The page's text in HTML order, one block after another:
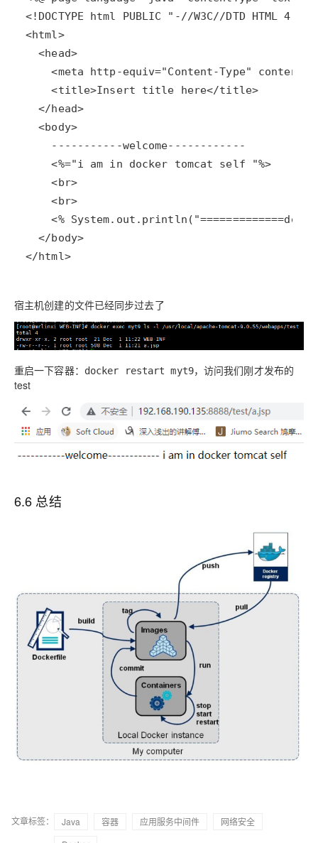
<html>
  <head>
  <body>
    <br>
    <br>
</html>
宿主机创建的文件已经同步过去了
重启一下容器： docker restart myt9，访问我们刚才发布的
test
6.6 总结
文章标签： Java 容器 应用服务中间件
网络安全